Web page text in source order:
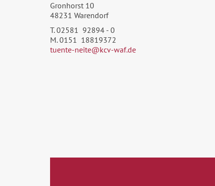
Gronhorst 10
48231 Warendorf
T. 02581 92894 - 0
M. 0151 18819372
tuente-neite@kcv-waf.de